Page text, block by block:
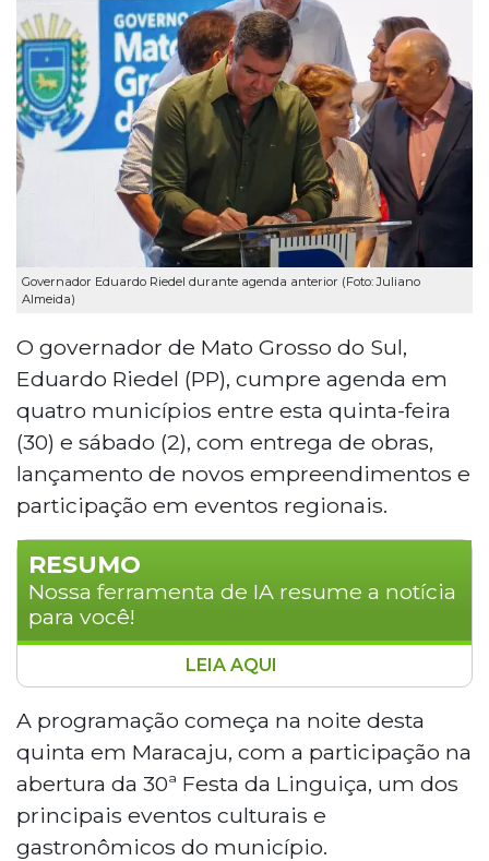
Governador Eduardo Riedel durante agenda anterior (Foto: Juliano
Almeida)
O governador de Mato Grosso do Sul,
Eduardo Riedel (PP), cumpre agenda em
quatro municípios entre esta quinta-feira
(30) e sábado (2), com entrega de obras,
lançamento de novos empreendimentos e
participação em eventos regionais.
RESUMO
Nossa ferramenta de IA resume a notícia
para você!
O governador Eduardo Riedel cumpre
agenda em quatro municípios entre
quinta (30) e sábado (2), com entregas de
obras e lançamento de
empreendimentos. Em Maracaju,
participa da Festa da Linguiça. Em Glória
de Dourados, acompanha obras e
LEIA AQUI
A programação começa na noite desta
quinta em Maracaju, com a participação na
abertura da 30ª Festa da Linguiça, um dos
principais eventos culturais e
gastronômicos do município.